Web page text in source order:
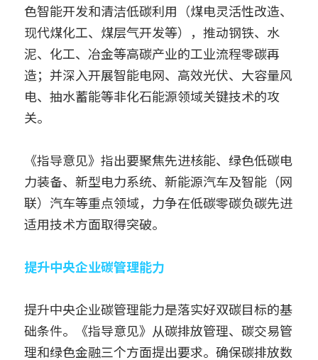
色智能开发和清洁低碳利用（煤电灵活性改造、
现代煤化工、煤层气开发等），推动钢铁、水
泥、化工、冶金等高碳产业的工业流程零碳再
造；并深入开展智能电网、高效光伏、大容量风
电、抽水蓄能等非化石能源领域关键技术的攻
关。
《指导意见》指出要聚焦先进核能、绿色低碳电
力装备、新型电力系统、新能源汽车及智能（网
联）汽车等重点领域，力争在低碳零碳负碳先进
适用技术方面取得突破。
提升中央企业碳管理能力
提升中央企业碳管理能力是落实好双碳目标的基
础条件。《指导意见》从碳排放管理、碳交易管
理和绿色金融三个方面提出要求。确保碳排放数